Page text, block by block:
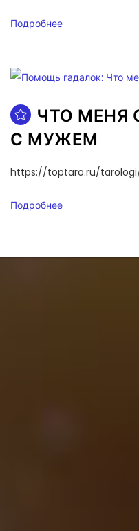
Подробнее
ЧТО МЕНЯ
С МУЖЕМ
https://toptaro.ru/
Подробнее